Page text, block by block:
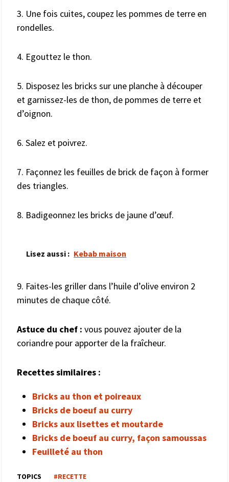
3. Une fois cuites, coupez les pommes de terre en
rondelles.
4. Egouttez le thon.
5. Disposez les bricks sur une planche à découper
et garnissez-les de thon, de pommes de terre et
d’oignon.
6. Salez et poivrez.
7. Façonnez les feuilles de brick de façon à former
des triangles.
8. Badigeonnez les bricks de jaune d’œuf.
Lisez aussi : Kebab maison
9. Faites-les griller dans l’huile d’olive environ 2
minutes de chaque côté.
Astuce du chef : vous pouvez ajouter de la
coriandre pour apporter de la fraîcheur.
Recettes similaires :
Bricks au thon et poireaux
Bricks de boeuf au curry
Bricks aux lisettes et moutarde
Bricks de boeuf au curry, façon samoussas
Feuilleté au thon
TOPICS #RECETTE